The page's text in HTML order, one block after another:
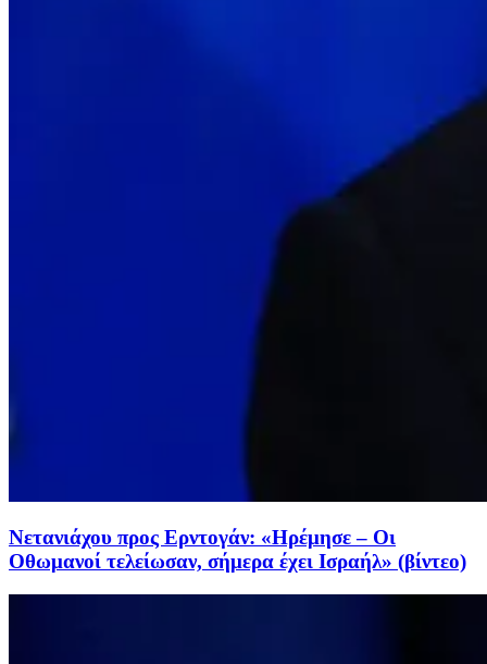
Νετανιάχου προς Ερντογάν: «Ηρέμησε – Οι
Οθωμανοί τελείωσαν, σήμερα έχει Ισραήλ» (βίντεο)